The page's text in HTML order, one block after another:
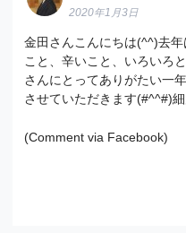
2020年1月3日
金田さんこんにちは(^^)去
こと、辛いこと、いろいろ
さんにとってありがたい一
させていただきます(#^^#)
(Comment via Facebook)